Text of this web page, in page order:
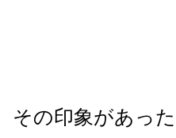
その印象があっ